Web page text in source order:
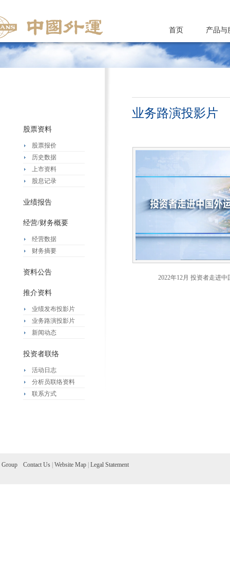
首页 产品与
股票资料
股票报价
历史数据
上市资料
股息记录
业绩报告
经营/财务概要
经营数据
财务摘要
资料公告
推介资料
业绩发布投影片
业务路演投影片
新闻动态
投资者联络
活动日志
分析员联络资料
联系方式
业务路演投影片
2022年12月 投资者走进
Group Contact Us Website Map Legal Statement